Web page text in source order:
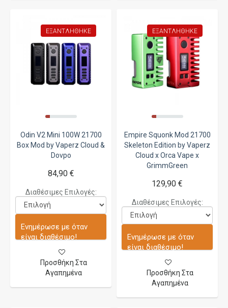
ΕΞΑΝΤΛΉΘΗΚΕ
Odin V2 Mini 100W 21700
Box Mod by Vaperz Cloud &
Dovpo
84,90 €
Διαθέσιμες Επιλογές:
Ενημέρωσε με όταν
είναι διαθέσιμο!
Προσθήκη Στα
Αγαπημένα
ΕΞΑΝΤΛΉΘΗΚΕ
Empire Squonk Mod 21700
Skeleton Edition by Vaperz
Cloud x Orca Vape x
GrimmGreen
129,90 €
Διαθέσιμες Επιλογές:
Ενημέρωσε με όταν
είναι διαθέσιμο!
Προσθήκη Στα
Αγαπημένα